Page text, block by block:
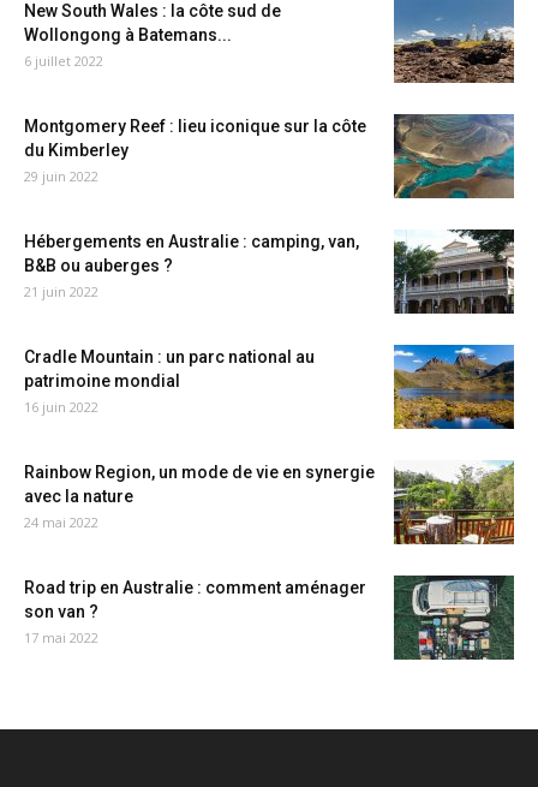
New South Wales : la côte sud de
Wollongong à Batemans...
6 juillet 2022
Montgomery Reef : lieu iconique sur la côte
du Kimberley
29 juin 2022
Hébergements en Australie : camping, van,
B&B ou auberges ?
21 juin 2022
Cradle Mountain : un parc national au
patrimoine mondial
16 juin 2022
Rainbow Region, un mode de vie en synergie
avec la nature
24 mai 2022
Road trip en Australie : comment aménager
son van ?
17 mai 2022